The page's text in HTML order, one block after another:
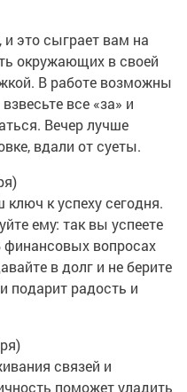
это сыграет вам на
окружающих в своей
В работе возможны
все «за» и
Вечер лучше
вдали от суеты.
к успеху сегодня.
ему: так вы успеете
финансовых вопросах
в долг и не берите
подарит радость и
связей и
поможет уладить